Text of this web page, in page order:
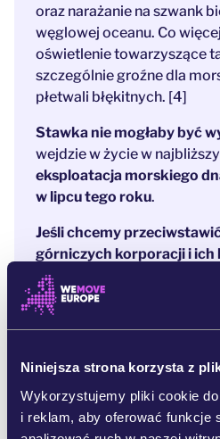
Niniejsza strona korzysta z
Wykorzystujemy pliki cookie
i reklam, aby oferować funkcje
oraz narażanie na szwank
węglowej oceanu. Co
oświetlenie towarzyszące
szczególnie groźne dla
płetwali błękitnych. [4]
Stawka nie mogłaby być
wejdzie w życie w
eksploatacja morskiego
w lipcu tego roku.
Jeśli chcemy
górniczych korporacji i ich
wszystkie ręce na pokład,
Im więcej z nas dołączy do
eksploatacji dna
poddać się naciskom
Przypisy: